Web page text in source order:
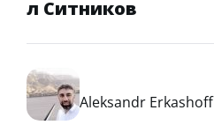
л Ситников
Aleksandr Erkashoff